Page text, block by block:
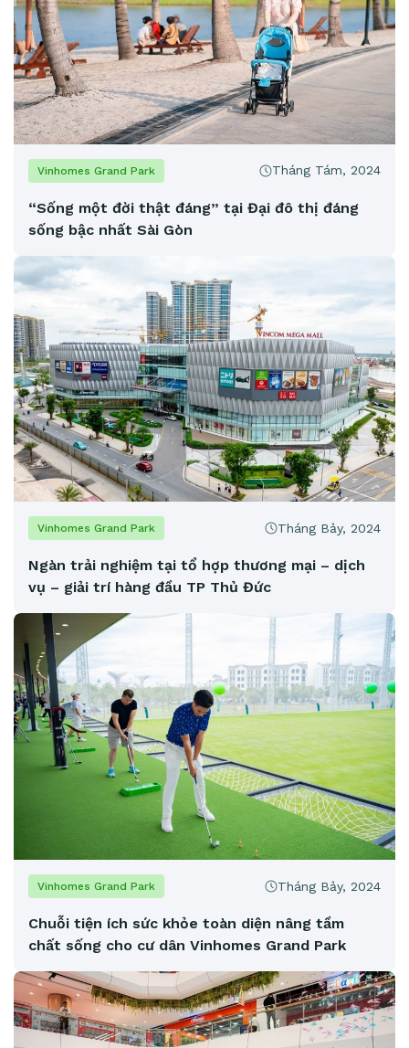
Vinhomes Grand Park Tháng Tám, 2024
“Sống một đời thật đáng” tại Đại đô thị đáng
sống bậc nhất Sài Gòn
Vinhomes Grand Park Tháng Bảy, 2024
Ngàn trải nghiệm tại tổ hợp thương mại – dịch
vụ – giải trí hàng đầu TP Thủ Đức
Vinhomes Grand Park Tháng Bảy, 2024
Chuỗi tiện ích sức khỏe toàn diện nâng tầm
chất sống cho cư dân Vinhomes Grand Park